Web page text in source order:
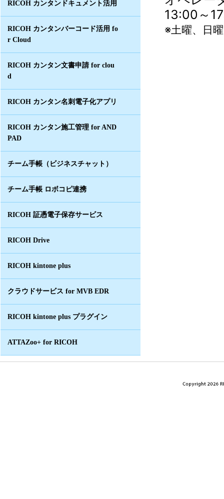
RICOH カンタンドキュメント活用
RICOH カンタンバーコード活用 fo
r Cloud
RICOH カンタン文書申請 for clou
d
RICOH カンタン名刺電子化アプリ
RICOH カンタン施工管理 for AND
PAD
チーム手帳（ビジネスチャット）
チーム手帳 ロボコピ連携
RICOH 証憑電子保存サービス
RICOH Drive
RICOH kintone plus
クラウドサービス for MVB EDR
RICOH kintone plus プラグイン
ATTAZoo+ for RICOH
13:00～
※土曜、日